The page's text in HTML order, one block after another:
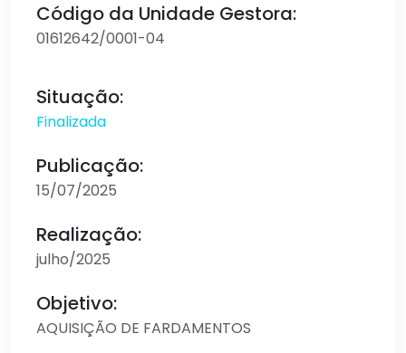
Código da Unidade Gestora:
01612642/0001-04
Situação:
Finalizada
Publicação:
15/07/2025
Realização:
julho/2025
Objetivo:
AQUISIÇÃO DE FARDAMENTOS